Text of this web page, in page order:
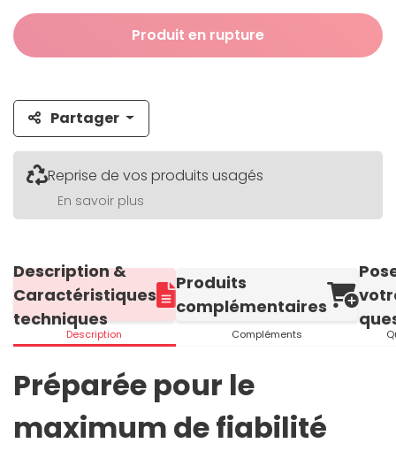
Produit en rupture
Partager
Reprise de vos produits usagés
En savoir plus
Description &
Caractéristiques
techniques
Description
Produits
complémentaires
Compléments
Préparée pour le
maximum de fiabilité